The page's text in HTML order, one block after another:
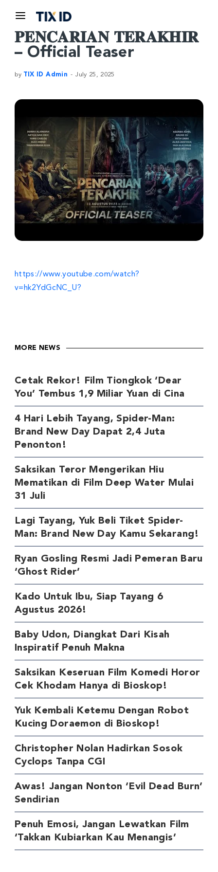
𝐏𝐄𝐍𝐂𝐀𝐑𝐈𝐀𝐍 𝐓𝐄𝐑𝐀𝐊𝐇𝐈𝐑
– Official Teaser
by TIX ID Admin July 25, 2025
https://www.youtube.com/watch?
v=hk2YdGcNC_U?
MORE NEWS
Cetak Rekor! Film Tiongkok ‘Dear
You’ Tembus 1,9 Miliar Yuan di Cina
4 Hari Lebih Tayang, Spider-Man:
Brand New Day Dapat 2,4 Juta
Penonton!
Saksikan Teror Mengerikan Hiu
Mematikan di Film Deep Water Mulai
31 Juli
Lagi Tayang, Yuk Beli Tiket Spider-
Man: Brand New Day Kamu Sekarang!
Ryan Gosling Resmi Jadi Pemeran Baru
‘Ghost Rider’
Kado Untuk Ibu, Siap Tayang 6
Agustus 2026!
Baby Udon, Diangkat Dari Kisah
Inspiratif Penuh Makna
Saksikan Keseruan Film Komedi Horor
Cek Khodam Hanya di Bioskop!
Yuk Kembali Ketemu Dengan Robot
Kucing Doraemon di Bioskop!
Christopher Nolan Hadirkan Sosok
Cyclops Tanpa CGI
Awas! Jangan Nonton ‘Evil Dead Burn’
Sendirian
Penuh Emosi, Jangan Lewatkan Film
‘Takkan Kubiarkan Kau Menangis’